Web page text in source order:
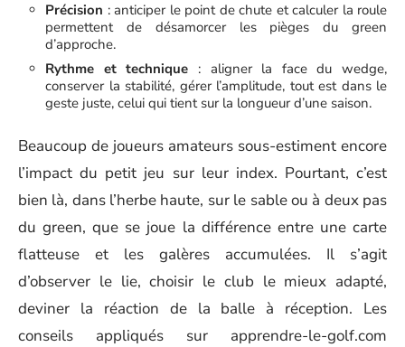
Précision : anticiper le point de chute et calculer la roule
permettent de désamorcer les pièges du green
d’approche.
Rythme et technique : aligner la face du wedge,
conserver la stabilité, gérer l’amplitude, tout est dans le
geste juste, celui qui tient sur la longueur d’une saison.
Beaucoup de joueurs amateurs sous-estiment encore
l’impact du petit jeu sur leur index. Pourtant, c’est
bien là, dans l’herbe haute, sur le sable ou à deux pas
du green, que se joue la différence entre une carte
flatteuse et les galères accumulées. Il s’agit
d’observer le lie, choisir le club le mieux adapté,
deviner la réaction de la balle à réception. Les
conseils appliqués sur apprendre-le-golf.com